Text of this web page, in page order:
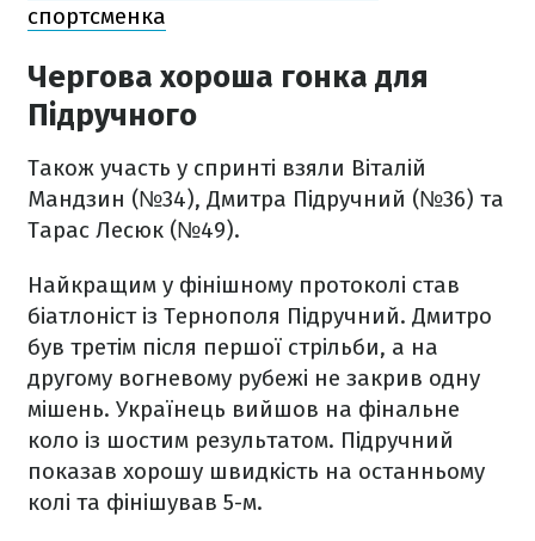
спортсменка
Чергова хороша гонка для
Підручного
Також участь у спринті взяли Віталій
Мандзин (№34), Дмитра Підручний (№36) та
Тарас Лесюк (№49).
Найкращим у фінішному протоколі став
біатлоніст із Тернополя Підручний. Дмитро
був третім після першої стрільби, а на
другому вогневому рубежі не закрив одну
мішень. Українець вийшов на фінальне
коло із шостим результатом. Підручний
показав хорошу швидкість на останньому
колі та фінішував 5-м.